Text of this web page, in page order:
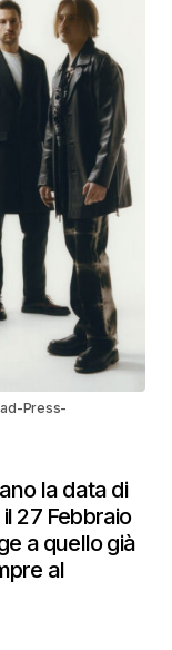
Press-
la data di
27 Febbraio
a quello già
al